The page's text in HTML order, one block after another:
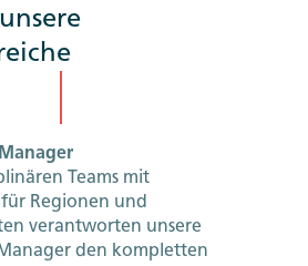
Teams mit
Regionen und
verantworten unsere
den kompletten